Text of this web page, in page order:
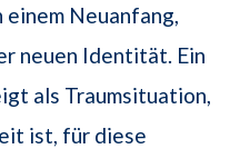
Neuanfang,
neuen Identität. Ein
als Traumsituation,
ist, für diese